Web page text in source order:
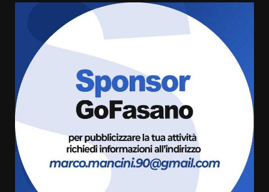
amarezza per esclusione dal
campionato di calcio”
7 Agosto 2026 06:00
Fasanese ferito a colpi di arma
da fuoco
6 Agosto 2026 18:13
Carta d’identità: continua il piano
di aperture straordinarie del
Comune di Fasano
6 Agosto 2026 14:16